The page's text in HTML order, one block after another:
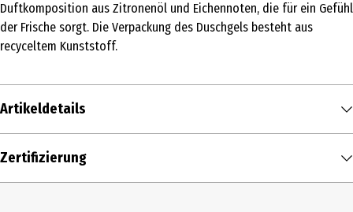
Duftkomposition aus Zitronenöl und Eichennoten, die für ein Gefühl
der Frische sorgt. Die Verpackung des Duschgels besteht aus
recyceltem Kunststoff.
Artikeldetails
Inhalt
Zertifizierung